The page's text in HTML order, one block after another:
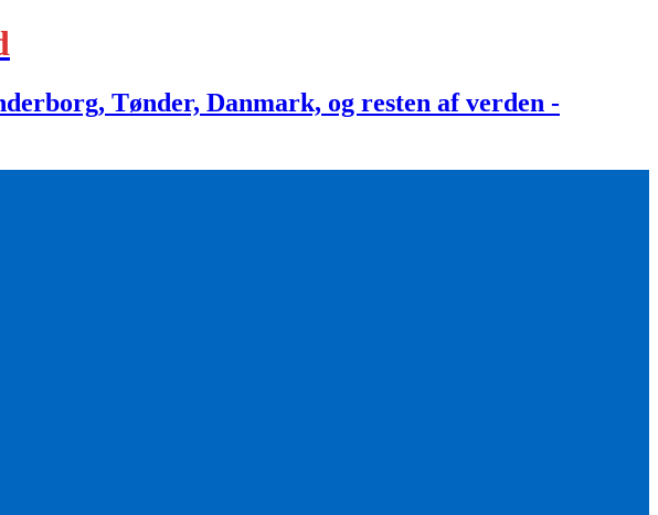
Tønder, Danmark, og resten af verden -